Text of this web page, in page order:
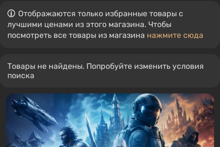
Отображаются только избранные товары с
лучшими ценами из этого магазина. Чтобы
посмотреть все товары из магазина нажмите сюда
Товары не найдены. Попробуйте изменить условия
поиска